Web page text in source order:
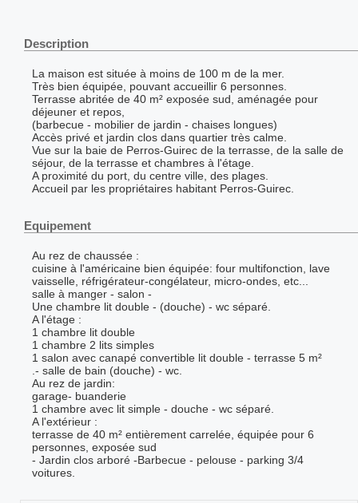
Description
La maison est située à moins de 100 m de la mer.
Très bien équipée, pouvant accueillir 6 personnes.
Terrasse abritée de 40 m² exposée sud, aménagée pour
déjeuner et repos,
(barbecue - mobilier de jardin - chaises longues)
Accès privé et jardin clos dans quartier très calme.
Vue sur la baie de Perros-Guirec de la terrasse, de la salle de
séjour, de la terrasse et chambres à l'étage.
A proximité du port, du centre ville, des plages.
Accueil par les propriétaires habitant Perros-Guirec.
Equipement
Au rez de chaussée :
cuisine à l'américaine bien équipée: four multifonction, lave
vaisselle, réfrigérateur-congélateur, micro-ondes, etc...
salle à manger - salon -
Une chambre lit double - (douche) - wc séparé.
A l'étage :
1 chambre lit double
1 chambre 2 lits simples
1 salon avec canapé convertible lit double - terrasse 5 m²
.- salle de bain (douche) - wc.
Au rez de jardin:
garage- buanderie
1 chambre avec lit simple - douche - wc séparé.
A l'extérieur :
terrasse de 40 m² entièrement carrelée, équipée pour 6
personnes, exposée sud
- Jardin clos arboré -Barbecue - pelouse - parking 3/4
voitures.